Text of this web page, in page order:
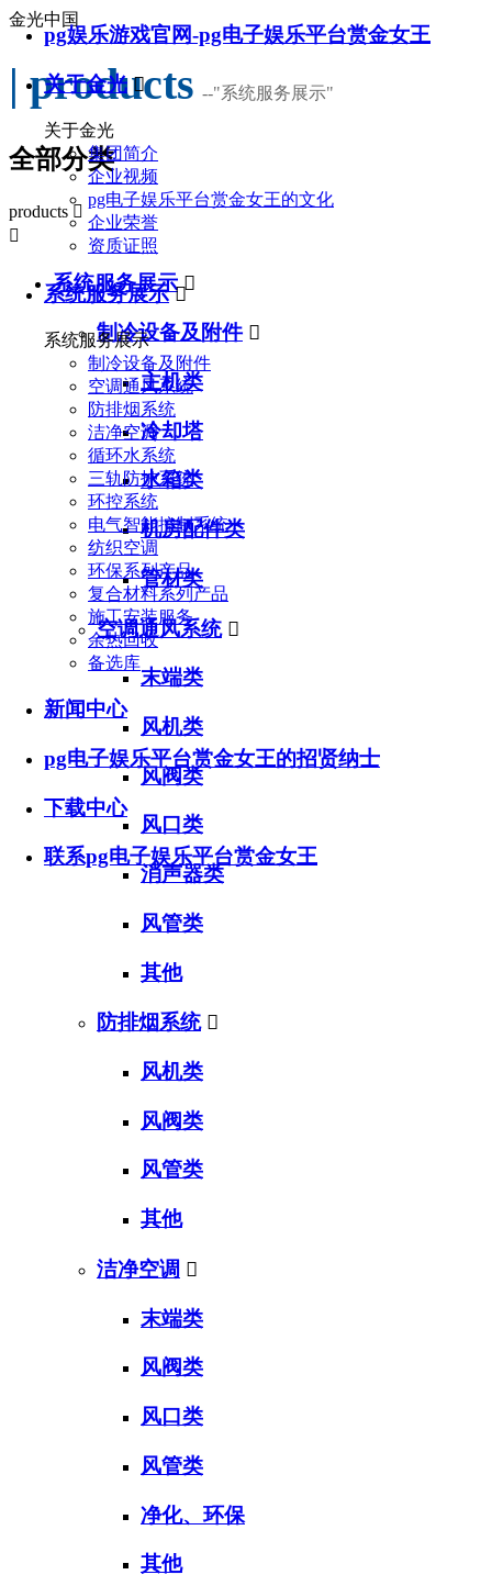
pg娱乐游戏官网-pg电子娱乐平台赏金女王
关于金光 
关于金光
集团简介
企业视频
pg电子娱乐平台赏金女王的文化
企业荣誉
资质证照
系统服务展示 
系统服务展示
制冷设备及附件
空调通风系统
防排烟系统
洁净空调
循环水系统
三轨防护系统
环控系统
电气智能控制系统
纺织空调
环保系列产品
复合材料系列产品
施工安装服务
余热回收
备选库
新闻中心
pg电子娱乐平台赏金女王的招贤纳士
下载中心
联系pg电子娱乐平台赏金女王
金光中国
| products --"系统服务展示"
全部分类
products 

系统服务展示 
制冷设备及附件 
主机类
冷却塔
水箱类
机房配件类
管材类
空调通风系统 
末端类
风机类
风阀类
风口类
消声器类
风管类
其他
防排烟系统 
风机类
风阀类
风管类
其他
洁净空调 
末端类
风阀类
风口类
风管类
净化、环保
其他